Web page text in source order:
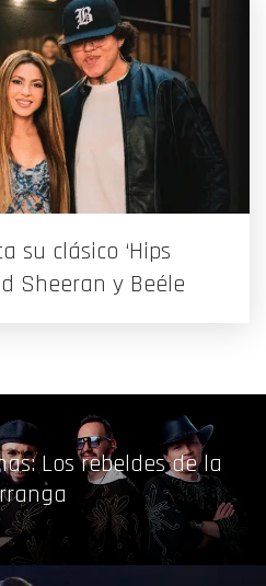
su clásico ‘Hips
Sheeran y Beéle
Los rebeldes de la